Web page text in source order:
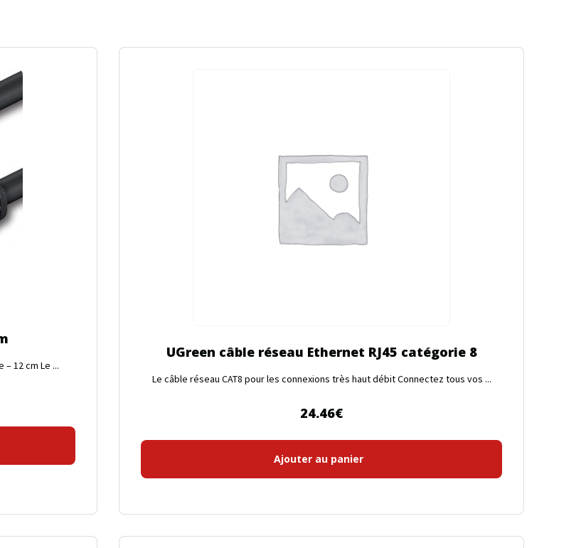
– 12 cm Le ...
UGreen câble réseau Ethernet RJ45 catégorie 8
Le câble réseau CAT8 pour les connexions très haut débit Connectez tous vos ...
24.46€
Ajouter au panier